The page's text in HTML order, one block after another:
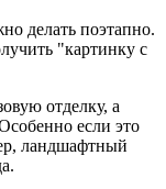
делать поэтапно.
"картинку с
отделку, а
если это
ландшафтный